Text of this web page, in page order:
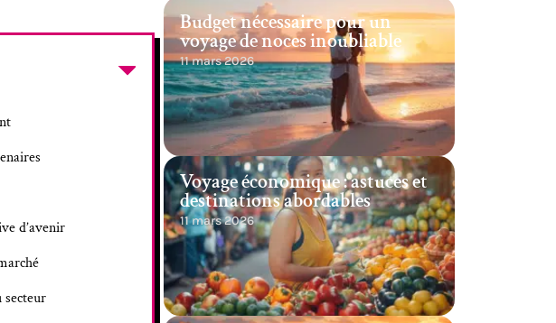
d’avenir
Budget nécessaire pour un
voyage de noces inoubliable
11 mars 2026
Voyage économique : astuces et
destinations abordables
11 mars 2026